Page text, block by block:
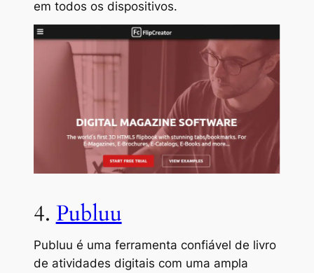
em todos os dispositivos.
4. Publuu
Publuu é uma ferramenta confiável de livro
de atividades digitais com uma ampla